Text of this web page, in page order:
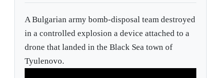
A Bulgarian army bomb-disposal team destroyed
in a controlled explosion a device attached to a
drone that landed in the Black Sea town of
Tyulenovo.